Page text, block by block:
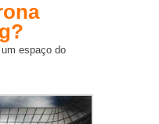
espaço do